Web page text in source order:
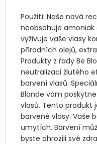
Použití: Naše nová
neobsahuje
vyživuje vaše vlasy
přírodních olejů,
Produkty z řady Be
neutralizaci žlutého
barvení vlasů.
Blonde vám
vlasů. Tento produkt
barvené vlasy. Vaše
umytích. Barvení
byste ohrozili své